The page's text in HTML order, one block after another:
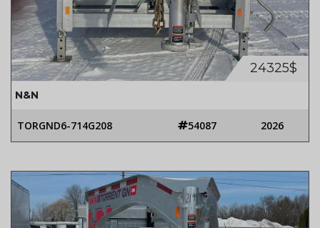
24325$
N&N
TORGND6-714G208 54087 2026